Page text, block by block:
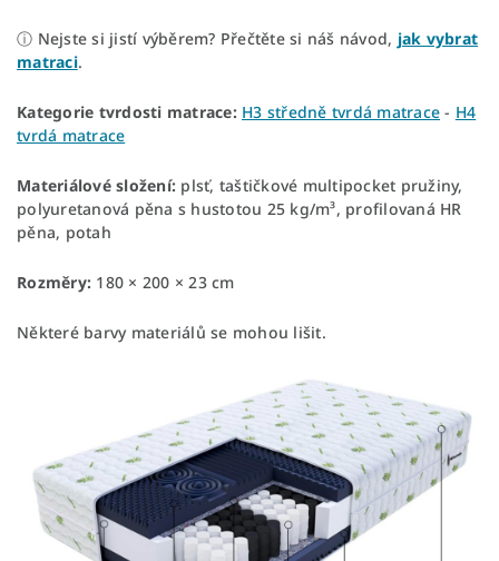
ⓘ Nejste si jistí výběrem? Přečtěte si náš návod, jak vybrat
matraci.
Kategorie tvrdosti matrace: H3 středně tvrdá matrace - H4
tvrdá matrace
Materiálové složení: plsť, taštičkové multipocket pružiny,
polyuretanová pěna s hustotou 25 kg/m³, profilovaná HR
pěna, potah
Rozměry: 180 × 200 × 23 cm
Některé barvy materiálů se mohou lišit.